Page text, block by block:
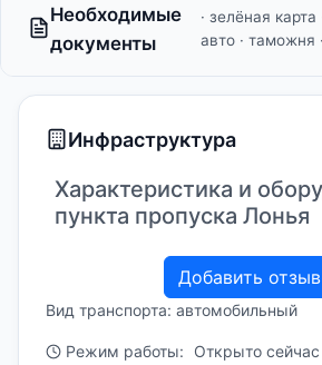
Необходимые
документы
· зелёная
авто · таможня
Инфраструктура
Характеристика и
пункта пропуска Лонья
Добавить отзыв
Вид транспорта: автомобильный
Режим работы: Открыто сейчас